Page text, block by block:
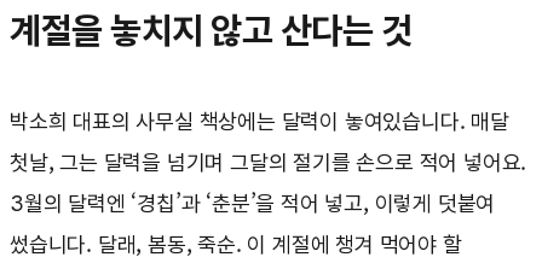
계절을 놓치지 않고 산다는 것
박소희 대표의 사무실 책상에는 달력이 놓여있습니다. 매달
첫날, 그는 달력을 넘기며 그달의 절기를 손으로 적어 넣어요.
3월의 달력엔 ‘경칩’과 ‘춘분’을 적어 넣고, 이렇게 덧붙여
썼습니다. 달래, 봄동, 죽순. 이 계절에 챙겨 먹어야 할